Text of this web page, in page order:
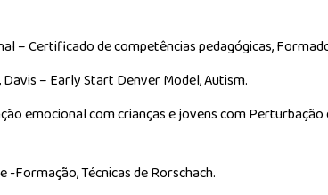
– Certificado de competências pedagógicas,
– Early Start Denver Model, Autism.
emocional com crianças e jovens com
Formação, Técnicas de Rorschach.